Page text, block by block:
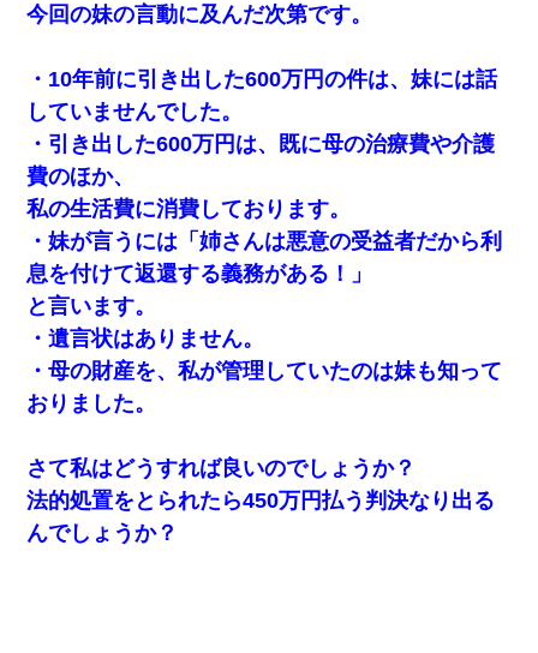
今回の妹の言動に及んだ次第です。
・10年前に引き出した600万円の件は、妹には話
していませんでした。
・引き出した600万円は、既に母の治療費や介護
費のほか、
私の生活費に消費しております。
・妹が言うには「姉さんは悪意の受益者だから利
息を付けて返還する義務がある！」
と言います。
・遺言状はありません。
・母の財産を、私が管理していたのは妹も知って
おりました。
さて私はどうすれば良いのでしょうか？
法的処置をとられたら450万円払う判決なり出る
んでしょうか？